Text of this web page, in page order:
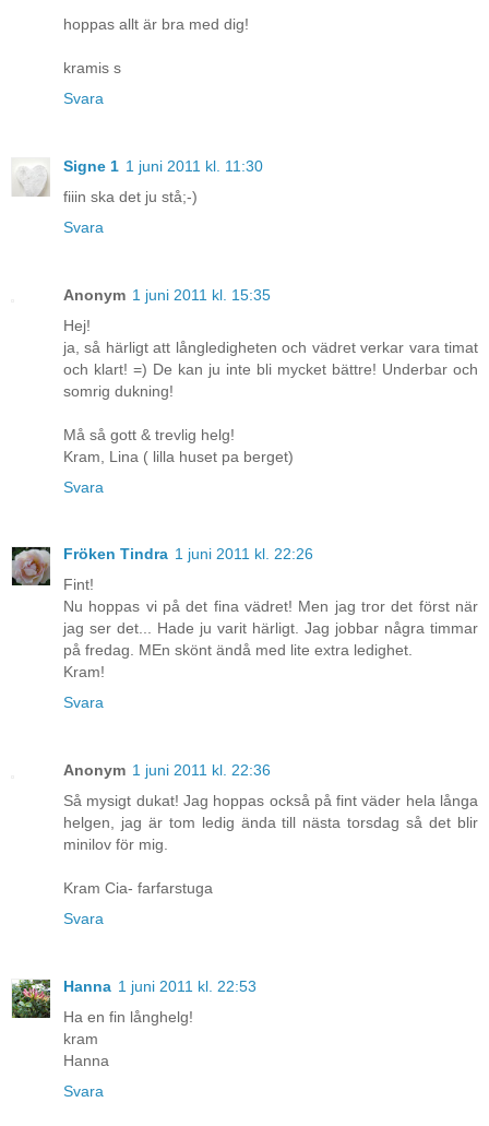
hoppas allt är bra med dig!
kramis s
Svara
Signe 1 1 juni 2011 kl. 11:30
fiiin ska det ju stå;-)
Svara
Anonym 1 juni 2011 kl. 15:35
Hej!
ja, så härligt att långledigheten och vädret verkar vara timat
och klart! =) De kan ju inte bli mycket bättre! Underbar och
somrig dukning!
Må så gott & trevlig helg!
Kram, Lina ( lilla huset pa berget)
Svara
Fröken Tindra 1 juni 2011 kl. 22:26
Fint!
Nu hoppas vi på det fina vädret! Men jag tror det först när
jag ser det... Hade ju varit härligt. Jag jobbar några timmar
på fredag. MEn skönt ändå med lite extra ledighet.
Kram!
Svara
Anonym 1 juni 2011 kl. 22:36
Så mysigt dukat! Jag hoppas också på fint väder hela långa
helgen, jag är tom ledig ända till nästa torsdag så det blir
minilov för mig.
Kram Cia- farfarstuga
Svara
Hanna 1 juni 2011 kl. 22:53
Ha en fin långhelg!
kram
Hanna
Svara